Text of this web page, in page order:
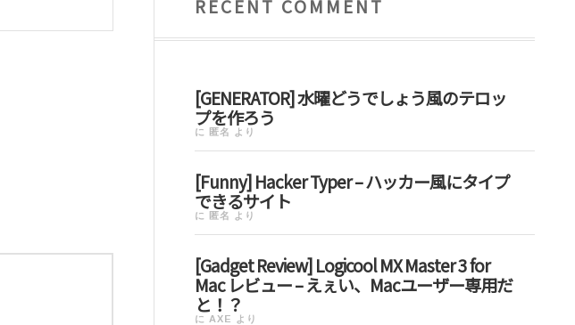
RECENT COMMENT
[GENERATOR] 水曜どうでしょう風のテロッ
プを作ろう
に 匿名 より
[Funny] Hacker Typer – ハッカー風にタイプ
できるサイト
に 匿名 より
[Gadget Review] Logicool MX Master 3 for
Mac レビュー – えぇい、Macユーザー専用だ
と！？
に AXE より